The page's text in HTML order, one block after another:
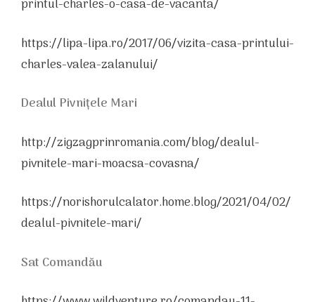
printul-charles-o-casa-de-vacanta/
https://lipa-lipa.ro/2017/06/vizita-casa-printului-
charles-valea-zalanului/
Dealul Pivnițele Mari
http://zigzagprinromania.com/blog/dealul-
pivnitele-mari-moacsa-covasna/
https://norishorulcalator.home.blog/2021/04/02/
dealul-pivnitele-mari/
Sat Comandău